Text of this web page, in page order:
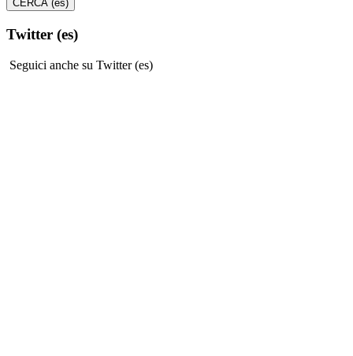
Twitter (es)
Seguici anche su Twitter (es)